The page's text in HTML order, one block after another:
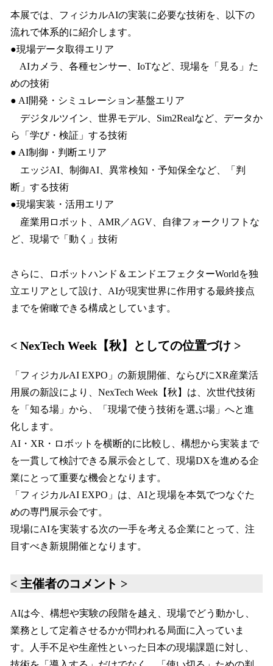
本展では、フィジカルAIの実装に必要な技術を、以下の
流れで体系的に紹介します。
●現場データ取得エリア
AIカメラ、各種センサー、IoTなど、現場を「見る」た
めの技術
● AI開発・シミュレーション基盤エリア
デジタルツイン、世界モデル、Sim2Realなど、データか
ら「学び・検証」する技術
● AI制御・判断エリア
エッジAI、制御AI、異常検知・予知保全など、「判
断」する技術
●現場実装・活用エリア
産業用ロボット、AMR／AGV、自律フォークリフトな
ど、現場で「動く」技術
さらに、ロボットハンド＆エンドエフェクターWorldを独
立エリアとして設け、AIが現実世界に作用する最終接点
までを俯瞰できる構成としています。
< NexTech Week【秋】としての位置づけ >
「フィジカルAI EXPO」の新規開催、ならびにXR産業活
用展の新設により、NexTech Week【秋】は、次世代技術
を「知る場」から、「現場で使う技術を選ぶ場」へと進
化します。
AI・XR・ロボットを横断的に比較し、構想から実装まで
を一貫して検討できる展示会として、現場DXを進める企
業にとって重要な機会となります。
「フィジカルAI EXPO」は、AIと現場を本気でつなぐた
めの専門展示会です。
現場にAIを実装する次の一手を考える企業にとって、注
目すべき新規開催となります。
< 主催者のコメント >
AIは今、構想や実験の段階を越え、現場でどう動かし、
業務として定着させるかが問われる局面に入っていま
す。人手不足や生産性といった日本の現場課題に対し、